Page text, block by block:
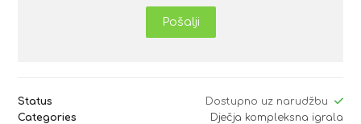
Pošalji
Status
Dostupno uz narudžbu
Categories
Dječja kompleksna igrala